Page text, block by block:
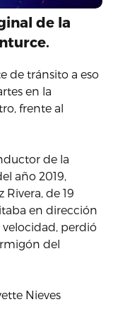
de la
de tránsito a eso
en la
frente al
de la
año 2019,
de 19
en dirección
velocidad, perdió
del
Nieves